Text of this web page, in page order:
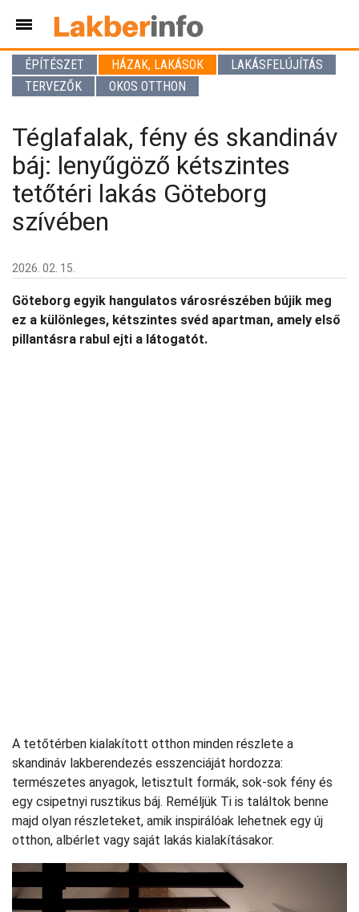
ÉPÍTÉSZET HÁZAK, LAKÁSOK
LAKÁSFELÚJÍTÁS
TERVEZŐK
OKOS OTTHON
Téglafalak, fény és skandináv
báj: lenyűgöző kétszintes
tetőtéri lakás Göteborg
szívében
2026. 02. 15.
Göteborg egyik hangulatos városrészében bújik meg
ez a különleges, kétszintes svéd apartman, amely első
pillantásra rabul ejti a látogatót.
A tetőtérben kialakított otthon minden részlete a
skandináv lakberendezés esszenciáját hordozza:
természetes anyagok, letisztult formák, sok-sok fény és
egy csipetnyi rusztikus báj. Reméljük Ti is találtok benne
majd olyan részleteket, amik inspirálóak lehetnek egy új
otthon, albérlet vagy saját lakás kialakításakor.